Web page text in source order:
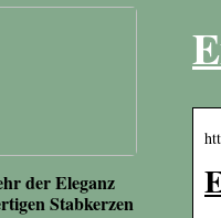
der Eleganz
Stabkerzen